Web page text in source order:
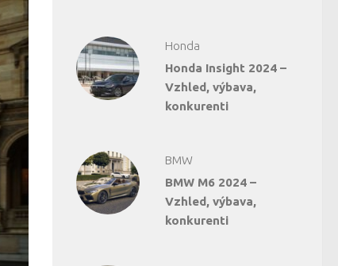
Honda
Honda Insight 2024 –
Vzhled, výbava,
konkurenti
BMW
BMW M6 2024 –
Vzhled, výbava,
konkurenti